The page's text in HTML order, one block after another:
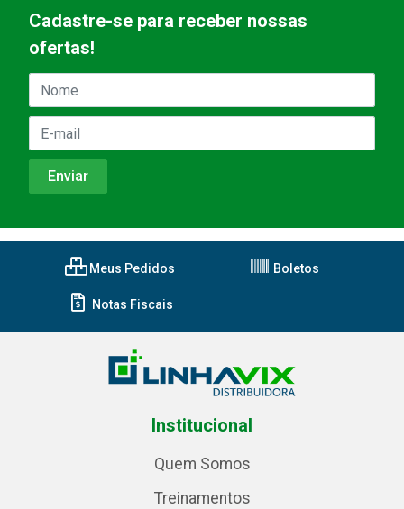
Cadastre-se para receber nossas
ofertas!
Meus Pedidos Boletos
Notas Fiscais
Institucional
Quem Somos
Treinamentos